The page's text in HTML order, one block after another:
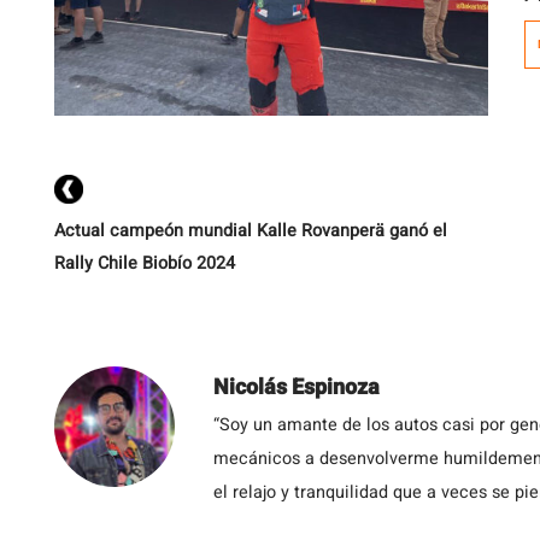
Actual campeón mundial Kalle Rovanperä ganó el
Rally Chile Biobío 2024
Nicolás Espinoza
“Soy un amante de los autos casi por
mecánicos a desenvolverme
el relajo y tranquilidad que a veces se